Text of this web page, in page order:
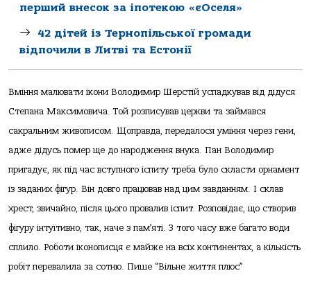
перший внесок за іпотекою «єОселя»
42 дітей із Тернопільської громади
відпочили в Литві та Естонії
Вміння малювати ікони Володимир Шерстій успадкував від дідуся
Степана Максимовича. Той розписував церкви та займався
сакральним живописом. Щоправда, передалося уміння через гени,
адже дідусь помер ще до народження внука. Пан Володимир
пригадує, як під час вступного іспиту треба було скласти орнамент
із заданих фігур. Він довго працював над цим завданням. І склав
хрест, звичайно, після цього провалив іспит. Розповідає, що створив
фігуру інтуїтивно, так, наче з пам’яті. З того часу вже багато води
сплило. Роботи іконописця є майже на всіх континентах, а кількість
робіт перевалила за сотню. Пише “Вільне життя плюс”